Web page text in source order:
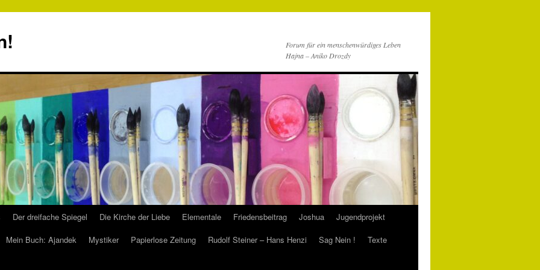
Forum für ein menschenwürdiges Leben
Hajna – Aniko Drozdy
Der dreifache Spiegel Die Kirche der Liebe Elementale Friedensbeitrag Joshua
Jugendprojekt
Mein Buch: Ajandek Mystiker Papierlose Zeitung Rudolf Steiner – Hans Henzi Sag Nein !
Texte